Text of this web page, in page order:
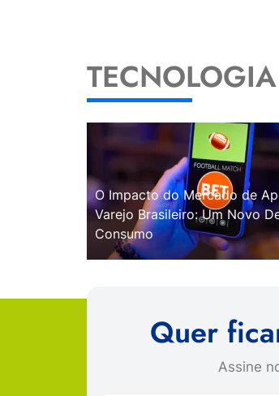
TECNOLOGIA
O Impacto do Mercado de
Varejo Brasileiro: Um Novo
Consumo
Quer
Assine